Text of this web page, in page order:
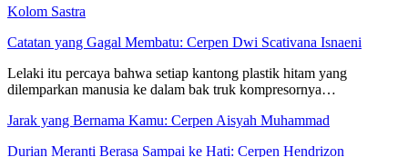
Kolom Sastra
Catatan yang Gagal Membatu: Cerpen Dwi Scativana Isnaeni
Lelaki itu percaya bahwa setiap kantong plastik hitam yang
dilemparkan manusia ke dalam bak truk kompresornya…
Jarak yang Bernama Kamu: Cerpen Aisyah Muhammad
Durian Meranti Berasa Sampai ke Hati: Cerpen Hendrizon